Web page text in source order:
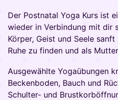
Der Postnatal Yoga Kurs ist
wieder in Verbindung mit dir
Körper, Geist und Seele
Ruhe zu finden und als
Ausgewählte Yogaübungen
Beckenboden, Bauch und
Schulter- und